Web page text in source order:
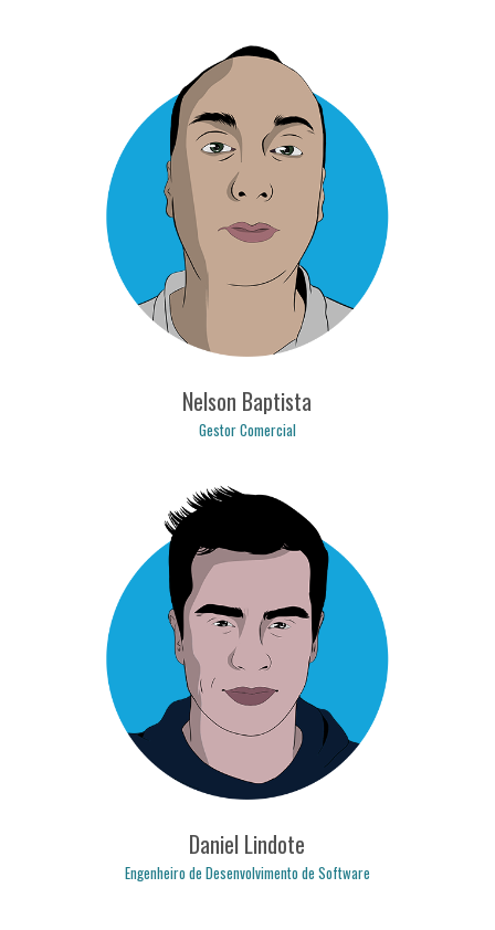
mario.fernandes@logicpulse.com
nelson.baptista@logipculse.com
Nelson Baptista
Gestor Comercial
Daniel Lindote
Engenheiro de Desenvolvimento de Software